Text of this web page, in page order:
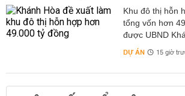
Khu đô thị hỗn
tổng vốn hơn
được UBND
DỰ ÁN 15 giờ